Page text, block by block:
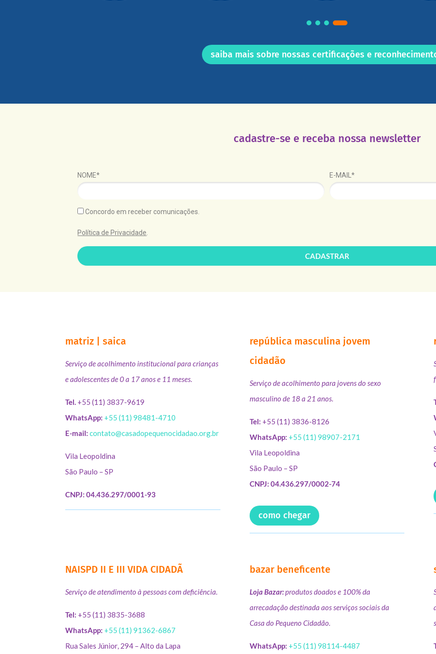
saiba mais sobre nossas certificações e
cadastre-se e receba nossa newsletter
NOME* E-MAIL*
Concordo em receber comunicações.
Política de Privacidade.
CADASTRAR
matriz | saica
Serviço de acolhimento institucional para crianças
e adolescentes de 0 a 17 anos e 11 meses.
Tel. +55 (11) 3837-9619
WhatsApp: +55 (11) 98481-4710
E-mail: contato@casadopequenocidadao.org.br
Vila Leopoldina
São Paulo – SP
CNPJ: 04.436.297/0001-93
república masculina jovem
cidadão
Serviço de acolhimento para jovens do sexo
masculino de 18 a 21 anos.
Tel: +55 (11) 3836-8126
WhatsApp: +55 (11) 98907-2171
Vila Leopoldina
São Paulo – SP
CNPJ: 04.436.297/0002-74
como chegar
NAISPD II E III VIDA CIDADÃ
Serviço de atendimento à pessoas com deficiência.
Tel: +55 (11) 3835-3688
WhatsApp: +55 (11) 91362-6867
Rua Sales Júnior, 294 – Alto da Lapa
bazar beneficente
Loja Bazar:produtos doados e 100% da
arrecadação destinada aos serviços sociais da
Casa do Pequeno Cidadão.
WhatsApp: +55 (11) 98114-4487